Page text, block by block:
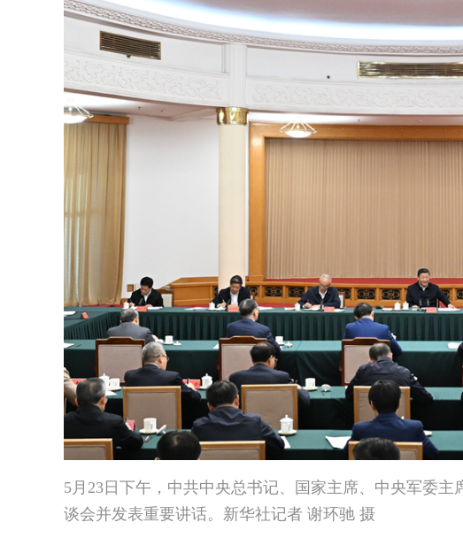
5月23日下午，中共中央总书记、国家主席、中央军委
谈会并发表重要讲话。新华社记者 谢环驰 摄